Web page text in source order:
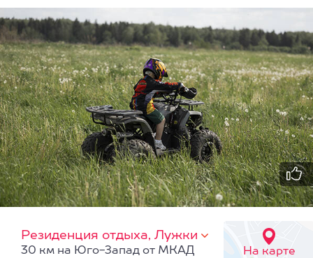
Резиденция отдыха, Лужки
На карте
30 км на Юго-Запад от МКАД